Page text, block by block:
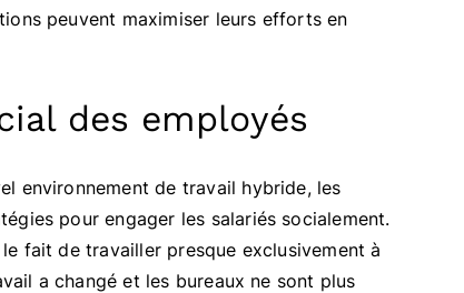
peuvent maximiser leurs efforts en
des employés
environnement de travail hybride, les
pour engager les salariés socialement.
fait de travailler presque exclusivement à
a changé et les bureaux ne sont plus